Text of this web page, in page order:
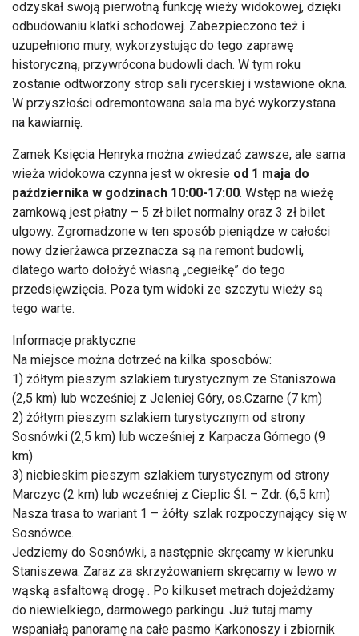
odzyskał swoją pierwotną funkcję wieży widokowej, dzięki
odbudowaniu klatki schodowej. Zabezpieczono też i
uzupełniono mury, wykorzystując do tego zaprawę
historyczną, przywrócona budowli dach. W tym roku
zostanie odtworzony strop sali rycerskiej i wstawione okna.
W przyszłości odremontowana sala ma być wykorzystana
na kawiarnię.
Zamek Księcia Henryka można zwiedzać zawsze, ale sama
wieża widokowa czynna jest w okresie od 1 maja do
października w godzinach 10:00-17:00. Wstęp na wieżę
zamkową jest płatny – 5 zł bilet normalny oraz 3 zł bilet
ulgowy. Zgromadzone w ten sposób pieniądze w całości
nowy dzierżawca przeznacza są na remont budowli,
dlatego warto dołożyć własną „cegiełkę” do tego
przedsięwzięcia. Poza tym widoki ze szczytu wieży są
tego warte.
Informacje praktyczne
Na miejsce można dotrzeć na kilka sposobów:
1) żółtym pieszym szlakiem turystycznym ze Staniszowa
(2,5 km) lub wcześniej z Jeleniej Góry, os.Czarne (7 km)
2) żółtym pieszym szlakiem turystycznym od strony
Sosnówki (2,5 km) lub wcześniej z Karpacza Górnego (9
km)
3) niebieskim pieszym szlakiem turystycznym od strony
Marczyc (2 km) lub wcześniej z Cieplic Śl. – Zdr. (6,5 km)
Nasza trasa to wariant 1 – żółty szlak rozpoczynający się w
Sosnówce.
Jedziemy do Sosnówki, a następnie skręcamy w kierunku
Staniszewa. Zaraz za skrzyżowaniem skręcamy w lewo w
wąską asfaltową drogę . Po kilkuset metrach dojeżdżamy
do niewielkiego, darmowego parkingu. Już tutaj mamy
wspaniałą panoramę na całe pasmo Karkonoszy i zbiornik